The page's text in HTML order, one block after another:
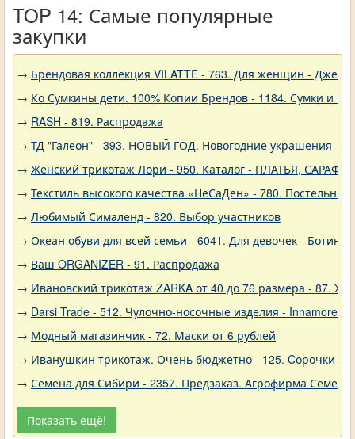
TOP 14: Самые популярные
закупки
→ Брендовая коллекция VILATTE - 763. Для женщин -
→ Ко Сумкины дети. 100% Копии Брендов - 1184. Сумки и
→ RASH - 819. Распродажа
→ ТД "Галеон" - 393. НОВЫЙ ГОД. Новогодние украшения -
→ Женский трикотаж Лори - 950. Каталог - ПЛАТЬЯ,
→ Текстиль высокого качества «НеСаДен» - 780.
→ Любимый Сималенд - 820. Выбор участников
→ Океан обуви для всей семьи - 6041. Для девочек - Ботинки
→ Ваш ORGANIZER - 91. Распродажа
→ Ивановский трикотаж ZARKA от 40 до 76 размера - 87.
→ Darsi Trade - 512. Чулочно-носочные изделия - Innamore
→ Модный магазинчик - 72. Маски от 6 рублей
→ Иванушкин трикотаж. Очень бюджетно - 125. Cорочки
→ Семена для Сибири - 2357. Предзаказ. Агрофирма
Показать ещё!